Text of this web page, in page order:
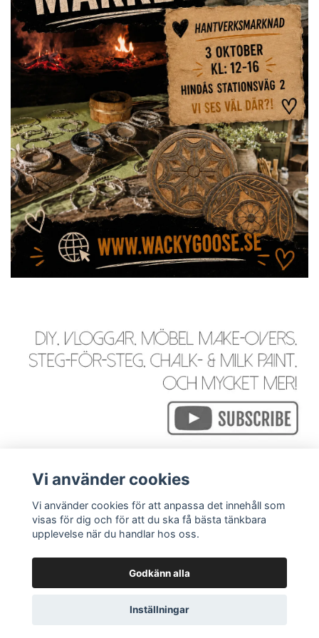
Läs mer
© 2026 WackyGoose - Rustik, Vintage, Industriell & Bohemi
Vi använder cookies
Vi använder cookies för att anpassa det innehåll som
visas för dig och för att du ska få bästa tänkbara
upplevelse när du handlar hos oss.
Godkänn alla
Inställningar